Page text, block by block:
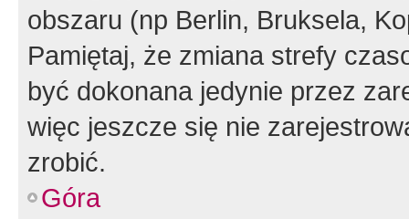
obszaru (np Berlin, Bruksela,
Pamiętaj, że zmiana strefy
być dokonana jedynie przez
więc jeszcze się nie
zrobić.
Góra